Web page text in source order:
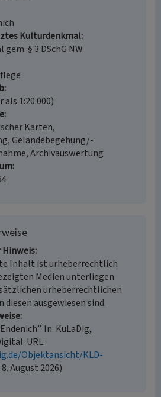
Kulturdenkmal
§ 3 DSchG NW
als 1:20.000)
Karten,
Geländebegehung/-
Archivauswertung
Inhalt ist urheberrechtlich
Medien unterliegen
urheberrechtlichen
diesen ausgewiesen sind.
In: KuLaDig,
URL:
Objektansicht/KLD-
August 2026)